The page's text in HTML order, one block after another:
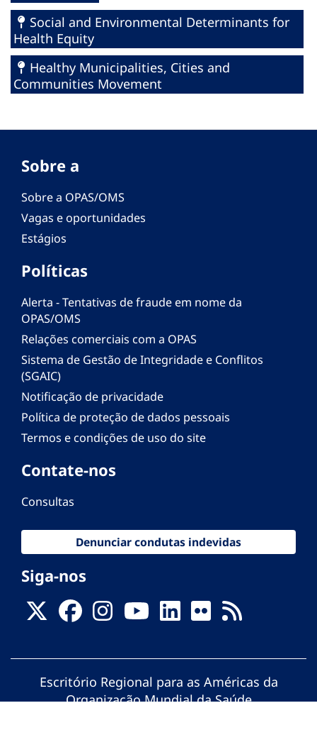
Social and Environmental Determinants for
Health Equity
Healthy Municipalities, Cities and
Communities Movement
Sobre a
Sobre a OPAS/OMS
Vagas e oportunidades
Estágios
Políticas
Alerta - Tentativas de fraude em nome da
OPAS/OMS
Relações comerciais com a OPAS
Sistema de Gestão de Integridade e Conflitos
(SGAIC)
Notificação de privacidade
Política de proteção de dados pessoais
Termos e condições de uso do site
Contate-nos
Consultas
Denunciar condutas indevidas
Siga-nos
Escritório Regional para as Américas da
Organização Mundial da Saúde